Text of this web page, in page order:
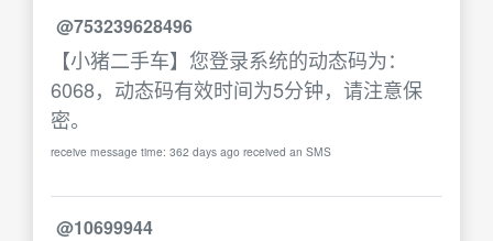
@753239628496
【小猪二手车】您登录系统的动态码为：
6068，动态码有效时间为5分钟，请注意保
密。
receive message time: 362 days ago received an SMS
@10699944